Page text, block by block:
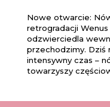
Nowe otwarcie:
retrogradacji
odzwierciedla
przechodzimy. Dziś
intensywny czas –
towarzyszy